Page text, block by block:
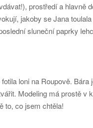
prostředí a hlavně
jakoby se Jana
sluneční paprky
loni na Roupově.
Modeling má prostě v
to, co jsem chtěla!